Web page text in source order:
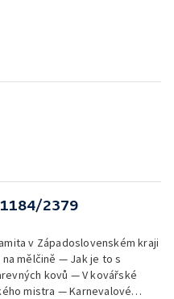
2379
v Západoslovenském kraji
mělčině — Jak je to s
kovů — V kovářské
mistra — Karnevalové